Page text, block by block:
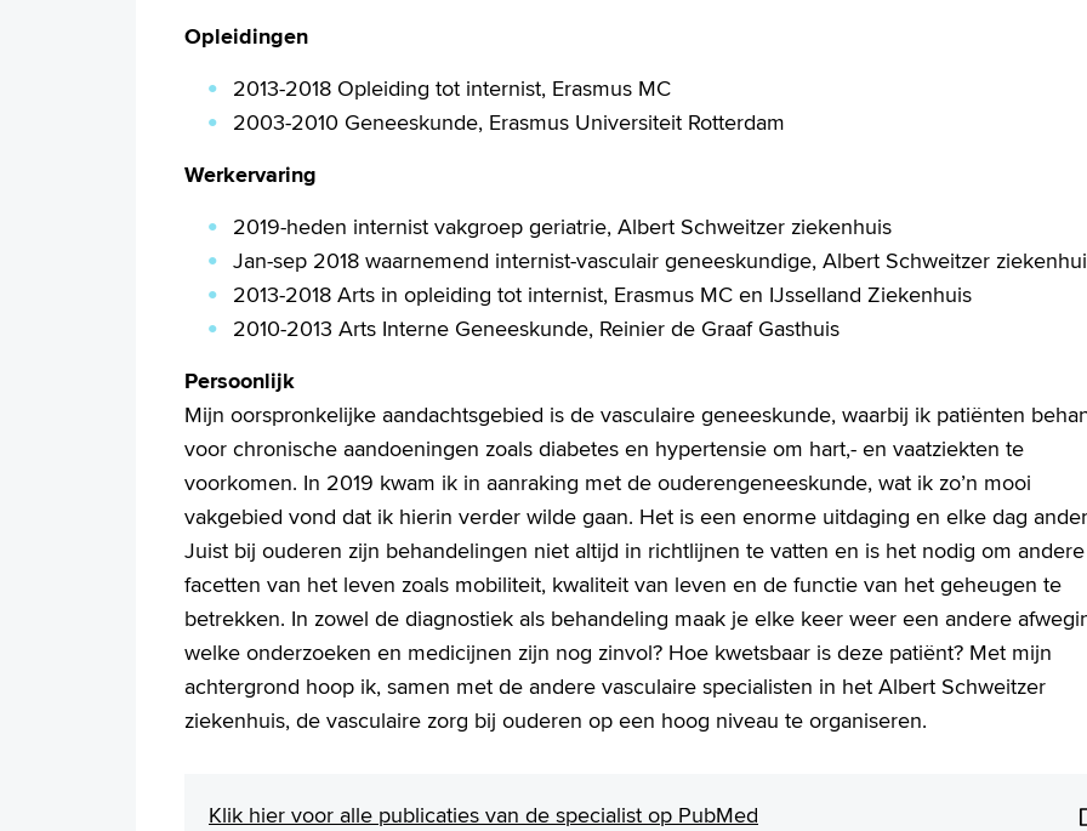
Opleidingen
2013-2018 Opleiding tot internist, Erasmus MC
2003-2010 Geneeskunde, Erasmus Universiteit Rotterdam
Werkervaring
2019-heden internist vakgroep geriatrie, Albert Schweitzer ziekenhuis
Jan-sep 2018 waarnemend internist-vasculair geneeskundige, Albert Schweitzer
2013-2018 Arts in opleiding tot internist, Erasmus MC en IJsselland Ziekenhuis
2010-2013 Arts Interne Geneeskunde, Reinier de Graaf Gasthuis
Persoonlijk
Mijn oorspronkelijke aandachtsgebied is de vasculaire geneeskunde, waarbij ik patiënten
voor chronische aandoeningen zoals diabetes en hypertensie om hart,- en vaatziekten te
voorkomen. In 2019 kwam ik in aanraking met de ouderengeneeskunde, wat ik zo’n mooi
vakgebied vond dat ik hierin verder wilde gaan. Het is een enorme uitdaging en elke dag
Juist bij ouderen zijn behandelingen niet altijd in richtlijnen te vatten en is het nodig om andere
facetten van het leven zoals mobiliteit, kwaliteit van leven en de functie van het geheugen te
betrekken. In zowel de diagnostiek als behandeling maak je elke keer weer een andere
welke onderzoeken en medicijnen zijn nog zinvol? Hoe kwetsbaar is deze patiënt? Met mijn
achtergrond hoop ik, samen met de andere vasculaire specialisten in het Albert Schweitzer
ziekenhuis, de vasculaire zorg bij ouderen op een hoog niveau te organiseren.
Klik hier voor alle publicaties van de specialist op PubMed